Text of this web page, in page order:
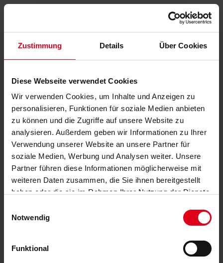
Zustimmung Details Über Cookies
Diese Webseite verwendet Cookies
Wir verwenden Cookies, um Inhalte und Anzeigen zu
personalisieren, Funktionen für soziale Medien anbieten
zu können und die Zugriffe auf unsere Website zu
analysieren. Außerdem geben wir Informationen zu Ihrer
Verwendung unserer Website an unsere Partner für
soziale Medien, Werbung und Analysen weiter. Unsere
Partner führen diese Informationen möglicherweise mit
weiteren Daten zusammen, die Sie ihnen bereitgestellt
haben oder die sie im Rahmen Ihrer Nutzung der Dienste
Notwendig
Funktional